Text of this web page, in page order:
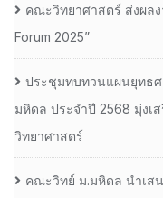
คณะวิทยาศาสตร์ ส่งผลง
Forum 2025”
ประชุมทบทวนแผนยุทธ
มหิดล ประจำปี 2568 มุ่งเ
วิทยาศาสตร์
คณะวิทย์ ม.มหิดล นำเส